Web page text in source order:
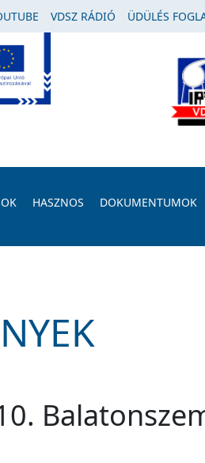
VDSZ RÁDIÓ ÜDÜLÉS
HASZNOS DOKUMENTUMOK